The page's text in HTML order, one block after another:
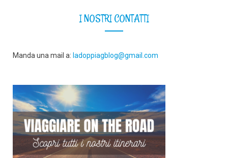
I NOSTRI CONTATTI
Manda una mail a: ladoppiagblog@gmail.com